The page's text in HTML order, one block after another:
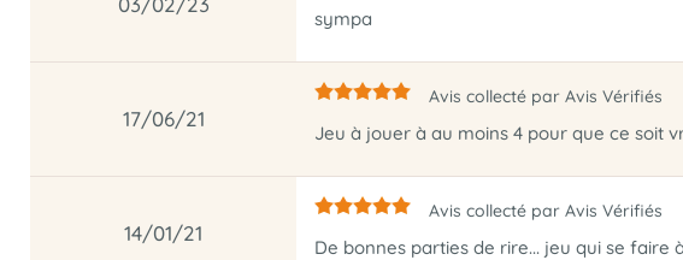
sympa
17/06/21
Avis collecté par Avis Vérifiés
Jeu à jouer à au moins 4 pour que ce soit
14/01/21
Avis collecté par Avis Vérifiés
De bonnes parties de rire... jeu qui se faire